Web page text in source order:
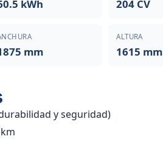
kWh 204 CV
mm
ALTURA
1615 mm
y seguridad)